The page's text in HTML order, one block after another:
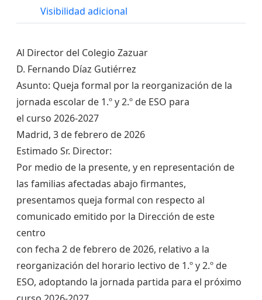
Visibilidad adicional
Al Director del Colegio Zazuar
D. Fernando Díaz Gutiérrez
Asunto: Queja formal por la reorganización de la
jornada escolar de 1.º y 2.º de ESO para
el curso 2026-2027
Madrid, 3 de febrero de 2026
Estimado Sr. Director:
Por medio de la presente, y en representación de
las familias afectadas abajo firmantes,
presentamos queja formal con respecto al
comunicado emitido por la Dirección de este
centro
con fecha 2 de febrero de 2026, relativo a la
reorganización del horario lectivo de 1.º y 2.º de
ESO, adoptando la jornada partida para el próximo